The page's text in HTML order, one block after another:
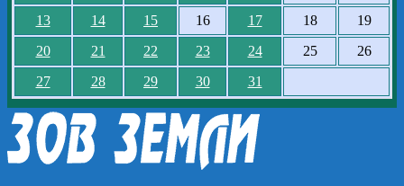
13
14 15 16 17 18
19
20
21 22 23 24 25
26
27
28 29 30 31